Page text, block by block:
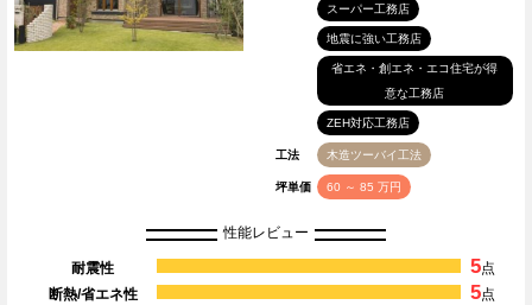
スーパー工務店
地震に強い工務店
省エネ・創エネ・エコ住宅が得
意な工務店
ZEH対応工務店
工法 木造ツーバイ工法
坪単価 60 ～ 85 万円
性能レビュー
耐震性 5点
断熱/省エネ性
5点